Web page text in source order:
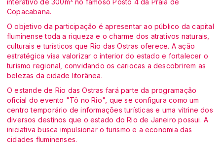
Copacabana.
O objetivo da participação é apresentar ao público da capital
fluminense toda a riqueza e o charme dos atrativos naturais,
culturais e turísticos que Rio das Ostras oferece. A ação
estratégica visa valorizar o interior do estado e fortalecer o
turismo regional, convidando os cariocas a descobrirem as
belezas da cidade litorânea.
O estande de Rio das Ostras fará parte da programação
oficial do evento "Tô no Rio", que se configura como um
centro temporário de informações turísticas e uma vitrine dos
diversos destinos que o estado do Rio de Janeiro possui. A
iniciativa busca impulsionar o turismo e a economia das
cidades fluminenses.